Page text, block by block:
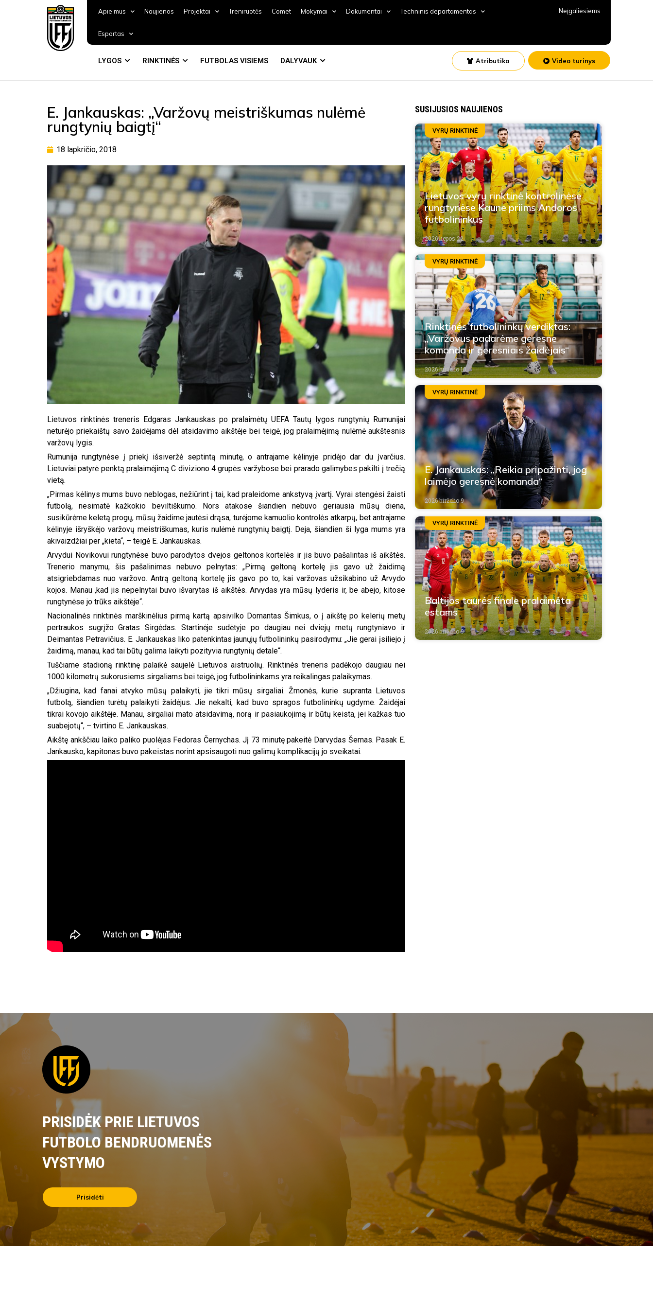
Apie mus Naujienos Projektai Treniruotės Comet Mokymai Dokumentai Techninis departamentas
Esportas
Neįgaliesiems
LYGOS RINKTINĖS FUTBOLAS VISIEMS DALYVAUK Atributika Video turinys
E. Jankauskas: „Varžovų meistriškumas nulėmė
rungtynių baigtį“
18 lapkričio, 2018
Lietuvos rinktinės treneris Edgaras Jankauskas po pralaimėtų UEFA Tautų lygos rungtynių Rumunijai
neturėjo priekaištų savo žaidėjams dėl atsidavimo aikštėje bei teigė, jog pralaimėjimą nulėmė aukštesnis
varžovų lygis.
Rumunija rungtynėse į priekį išsiveržė septintą minutę, o antrajame kėlinyje pridėjo dar du įvarčius.
Lietuviai patyrė penktą pralaimėjimą C diviziono 4 grupės varžybose bei prarado galimybes pakilti į trečią
vietą.
„Pirmas kėlinys mums buvo neblogas, nežiūrint į tai, kad praleidome ankstyvą įvartį. Vyrai stengėsi žaisti
futbolą, nesimatė kažkokio beviltiškumo. Nors atakose šiandien nebuvo geriausia mūsų diena,
susikūrėme keletą progų, mūsų žaidime jautėsi drąsa, turėjome kamuolio kontrolės atkarpų, bet antrajame
kėlinyje išryškėjo varžovų meistriškumas, kuris nulėmė rungtynių baigtį. Deja, šiandien ši lyga mums yra
akivaizdžiai per „kieta“, – teigė E. Jankauskas.
Arvydui Novikovui rungtynėse buvo parodytos dvejos geltonos kortelės ir jis buvo pašalintas iš aikštės.
Trenerio manymu, šis pašalinimas nebuvo pelnytas: „Pirmą geltoną kortelę jis gavo už žaidimą
atsigriebdamas nuo varžovo. Antrą geltoną kortelę jis gavo po to, kai varžovas užsikabino už Arvydo
kojos. Manau ,kad jis nepelnytai buvo išvarytas iš aikštės. Arvydas yra mūsų lyderis ir, be abejo, kitose
rungtynėse jo trūks aikštėje“.
Nacionalinės rinktinės marškinėlius pirmą kartą apsivilko Domantas Šimkus, o į aikštę po kelerių metų
pertraukos sugrįžo Gratas Sirgėdas. Startinėje sudėtyje po daugiau nei dviejų metų rungtyniavo ir
Deimantas Petravičius. E. Jankauskas liko patenkintas jaunųjų futbolininkų pasirodymu: „Jie gerai įsiliejo į
žaidimą, manau, kad tai būtų galima laikyti pozityvia rungtynių detale“.
Tuščiame stadioną rinktinę palaikė saujelė Lietuvos aistruolių. Rinktinės treneris padėkojo daugiau nei
1000 kilometrų sukorusiems sirgaliams bei teigė, jog futbolininkams yra reikalingas palaikymas.
„Džiugina, kad fanai atvyko mūsų palaikyti, jie tikri mūsų sirgaliai. Žmonės, kurie supranta Lietuvos
futbolą, šiandien turėtų palaikyti žaidėjus. Jie nekalti, kad buvo spragos futbolininkų ugdyme. Žaidėjai
tikrai kovojo aikštėje. Manau, sirgaliai mato atsidavimą, norą ir pasiaukojimą ir būtų keista, jei kažkas tuo
suabejotų“, – tvirtino E. Jankauskas.
Aikštę ankščiau laiko paliko puolėjas Fedoras Černychas. Jį 73 minutę pakeitė Darvydas Šernas. Pasak E.
Jankausko, kapitonas buvo pakeistas norint apsisaugoti nuo galimų komplikacijų jo sveikatai.
SUSIJUSIOS NAUJIENOS
VYRŲ RINKTINĖ
Lietuvos vyrų rinktinė kontrolinėse
rungtynėse Kaune priims Andoros
futbolininkus
2026 liepos 22
VYRŲ RINKTINĖ
Rinktinės futbolininkų verdiktas:
„Varžovus padarėme geresne
komanda ir geresniais žaidėjais“
2026 birželio 10
VYRŲ RINKTINĖ
E. Jankauskas: „Reikia pripažinti, jog
laimėjo geresnė komanda“
2026 birželio 9
VYRŲ RINKTINĖ
Baltijos taurės finale pralaimėta
estams
2026 birželio 9
PRISIDĖK PRIE LIETUVOS
FUTBOLO BENDRUOMENĖS
VYSTYMO
Prisidėti